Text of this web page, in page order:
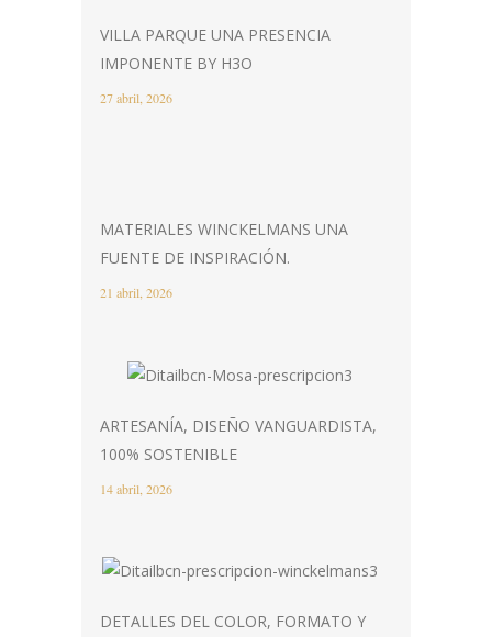
VILLA PARQUE UNA PRESENCIA
IMPONENTE BY H3O
27 abril, 2026
MATERIALES WINCKELMANS UNA
FUENTE DE INSPIRACIÓN.
21 abril, 2026
ARTESANÍA, DISEÑO VANGUARDISTA,
100% SOSTENIBLE
14 abril, 2026
DETALLES DEL COLOR, FORMATO Y